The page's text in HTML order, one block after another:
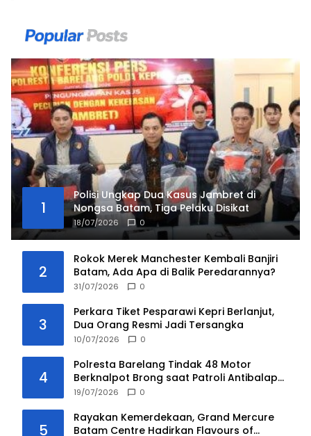
1
Polisi Ungkap Dua Kasus Jambret di
Nongsa Batam, Tiga Pelaku Disikat
18/07/2026 0
2
Rokok Merek Manchester Kembali Banjiri
Batam, Ada Apa di Balik Peredarannya?
31/07/2026 0
3
Perkara Tiket Pesparawi Kepri Berlanjut,
Dua Orang Resmi Jadi Tersangka
10/07/2026 0
4
Polresta Barelang Tindak 48 Motor
Berknalpot Brong saat Patroli Antibalap
Liar
19/07/2026 0
5
Rayakan Kemerdekaan, Grand Mercure
Batam Centre Hadirkan Flavours of